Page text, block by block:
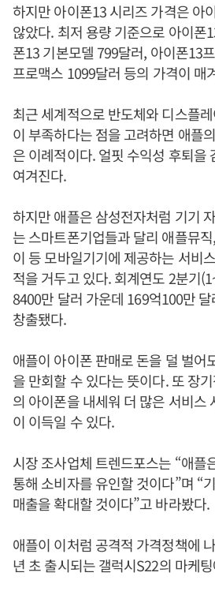
하지만 아이폰13 시리즈 가격은 아
않았다. 최저 용량 기준으로 아이폰
폰13 기본모델 799달러, 아이폰13
프로맥스 1099달러 등의 가격이 매
최근 세계적으로 반도체와 디스플
이 부족하다는 점을 고려하면 애플
은 이례적이다. 얼핏 수익성 후퇴을
여겨진다.
하지만 애플은 삼성전자처럼 기기
는 스마트폰기업들과 달리 애플뮤
이 등 모바일기기에 제공하는 서비
적을 거두고 있다. 회계연도 2분기
8400만 달러 가운데 169억100만
창출됐다.
애플이 아이폰 판매로 돈을 덜 벌어
을 만회할 수 있다는 뜻이다. 또 장
의 아이폰을 내세워 더 많은 서비스
이 이득일 수 있다.
시장 조사업체 트렌드포스는 “애플
통해 소비자를 유인할 것이다”며 “
매출을 확대할 것이다”고 바라봤다.
애플이 이처럼 공격적 가격정책에
년 초 출시되는 갤럭시S22의 마케